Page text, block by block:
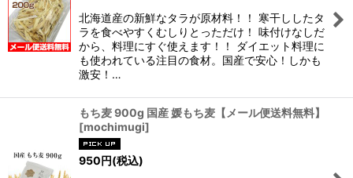
北海道産の新鮮なタラが原材料！！ 寒干ししたタ
ラを食べやすくむしりとっただけ！ 味付けなしだ
から、料理にすぐ使えます！！ ダイエット料理に
も使われている注目の食材。国産で安心！しかも
激安！…
もち麦 900g 国産 媛もち麦【メール便送料無料】
[mochimugi]
950円(税込)